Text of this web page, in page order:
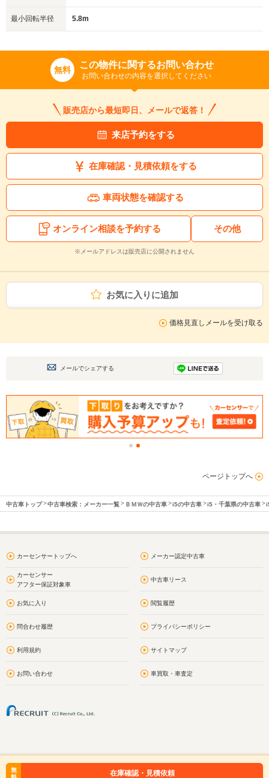
最小回転半径 5.8m
無料 この物件に関するお問い合わせ
お問い合わせの内容を選択してください
販売店から最短即日、メールで返答！
来店予約をする
在庫確認・見積依頼をする
車両状態を確認する
オンライン相談を予約する その他
※メールアドレスは販売店に公開されません
お気に入りに追加
価格見直しメールを受け取る
メールでシェアする
ページトップへ
中古車トップ 中古車検索：メーカー一覧 ＢＭＷの中古車 i5の中古車 i5・千葉県の中古車
カーセンサートップへ メーカー認定中古車
カーセンサー
アフター保証対象車
中古車リース
お気に入り 閲覧履歴
問合わせ履歴 プライバシーポリシー
利用規約 サイトマップ
お問い合わせ 車買取・車査定
無
在庫確認・見積依頼